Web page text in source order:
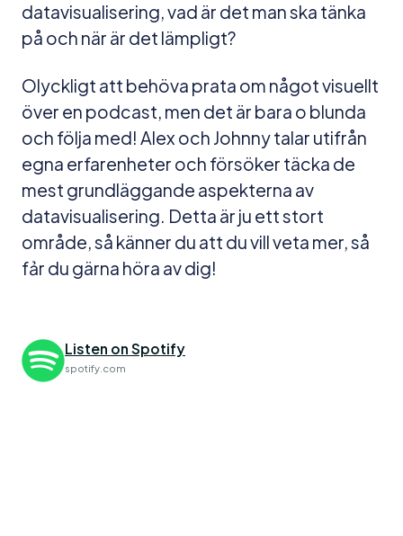
datavisualisering, vad är det man ska tänka
på och när är det lämpligt?
Olyckligt att behöva prata om något visuellt
över en podcast, men det är bara o blunda
och följa med! Alex och Johnny talar utifrån
egna erfarenheter och försöker täcka de
mest grundläggande aspekterna av
datavisualisering. Detta är ju ett stort
område, så känner du att du vill veta mer, så
fảr du gärna höra av dig!
Listen on Spotify
spotify.com